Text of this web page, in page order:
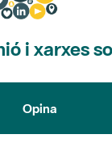
i xarxes
Opina